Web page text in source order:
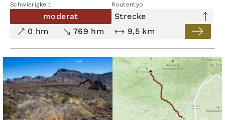
befindet. Wer die Route nicht hin und zurückgehen
möchte, ist leider auf ein zweites Auto bzw. Taxi
Schwierigkeit Routentyp
moderat
Strecke
0 hm
769 hm 9,5 km